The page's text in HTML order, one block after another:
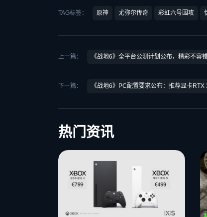
TAG标签： 原神 尤弥尔传奇 彩虹六号围攻
上一篇： 《战地6》全平台公测计划公布，精彩不容
下一篇： 《战地6》PC配置要求公布：推荐显卡RTX
热门资讯